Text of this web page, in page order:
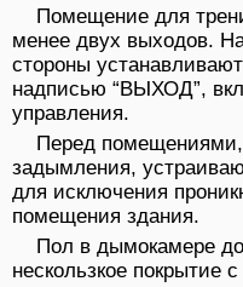
Помещение для
менее двух выходов.
стороны
надписью “ВЫХОД”,
управления.
Перед
задымления,
для исключения
помещения здания.
Пол в дымокамере
нескользкое покрытие